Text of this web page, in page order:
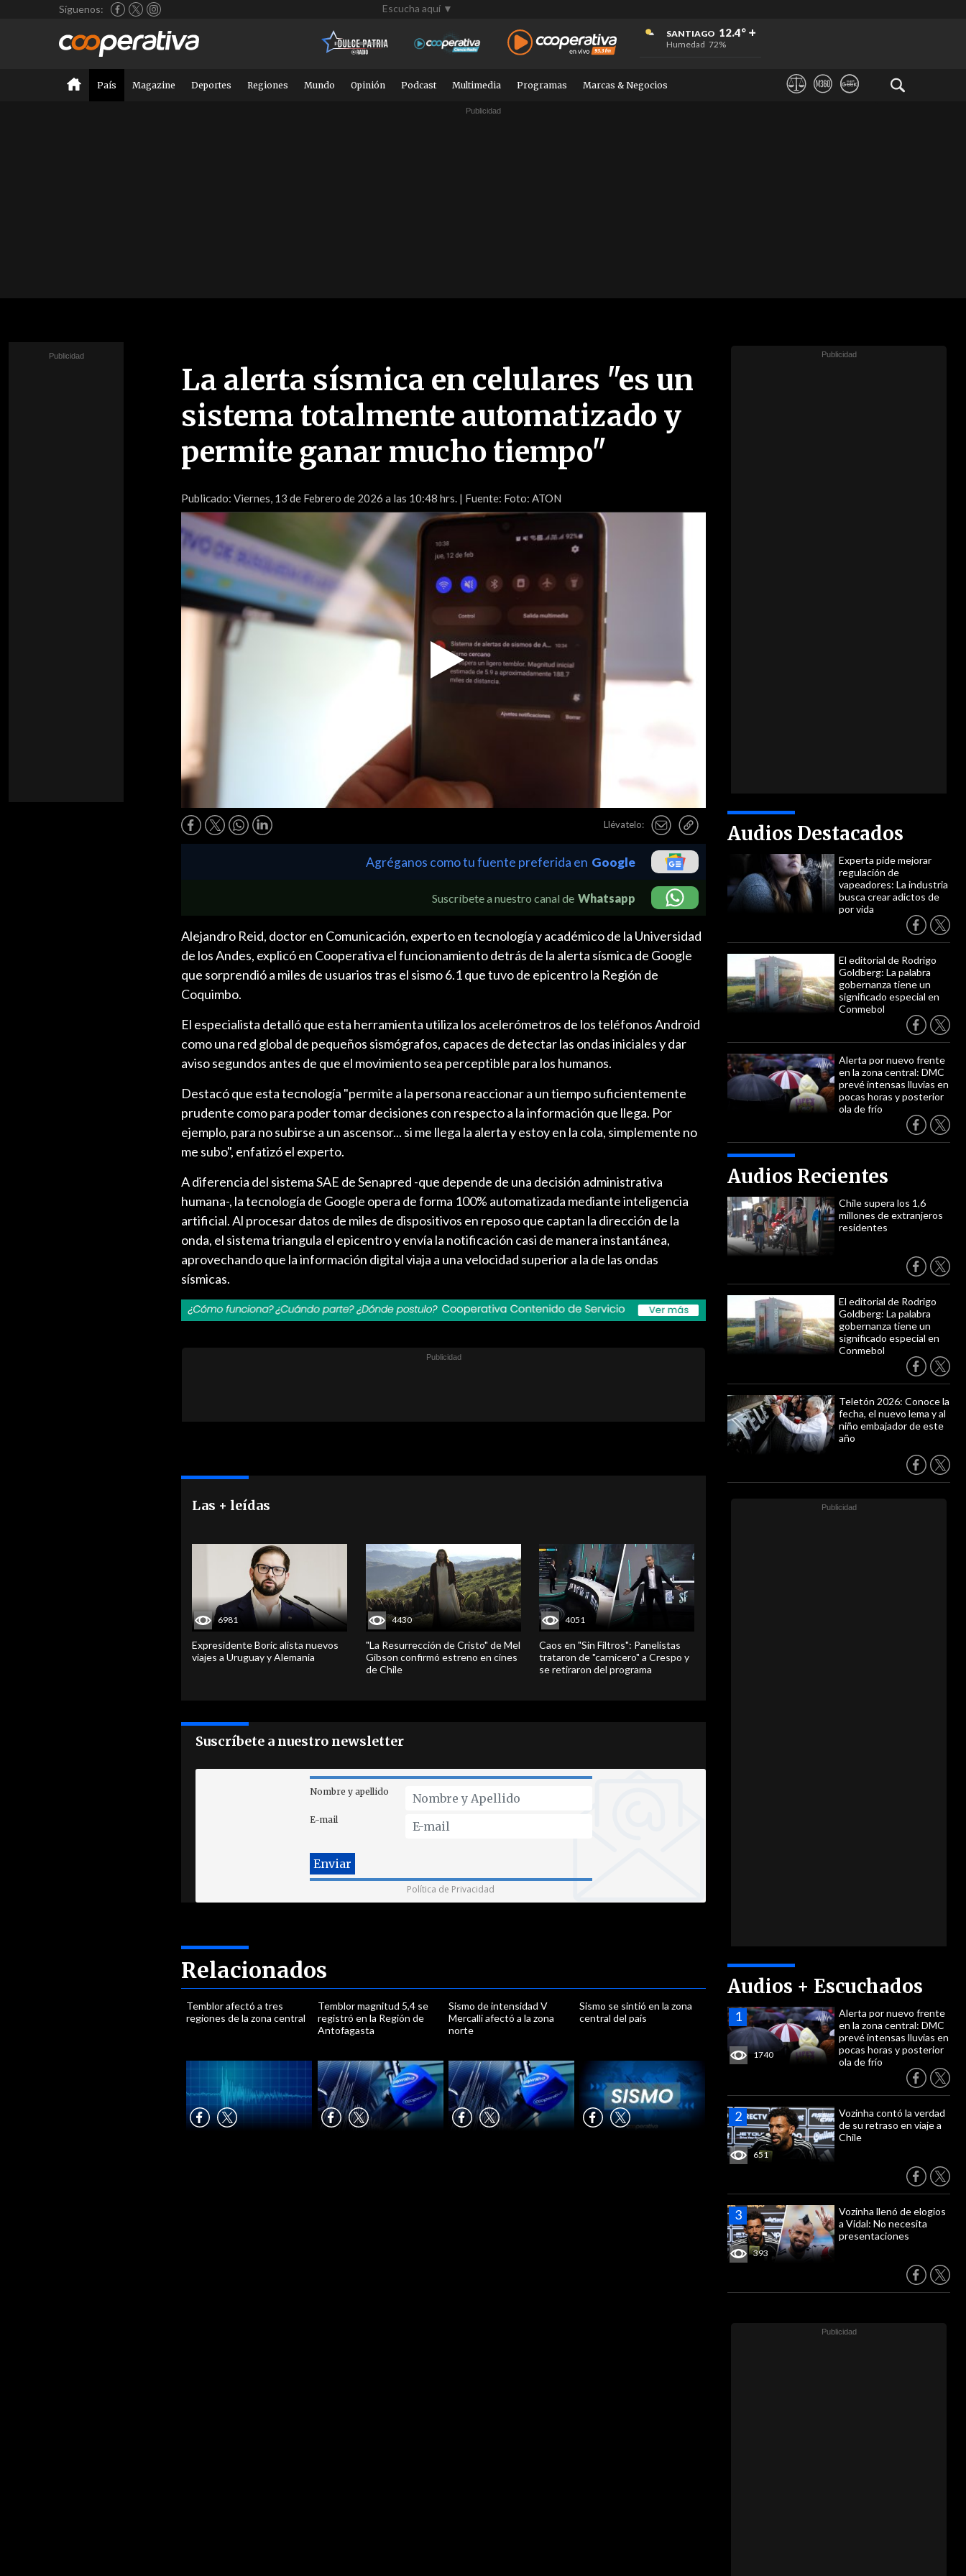
Síguenos: Escucha aquí ▼
SANTIAGO 12.4°
Humedad 72%
+
+
+
País Magazine Deportes Regiones Mundo Opinión Podcast Multimedia Programas Marcas & Negocios
La alerta sísmica en celulares "es un
sistema totalmente automatizado y
permite ganar mucho tiempo"
Publicado: Viernes, 13 de Febrero de 2026 a las 10:48 hrs. | Fuente: Foto: ATON
Video
Llévatelo: Audios Destacados
Experta pide mejorar
regulación de
vapeadores: La industria
busca crear adictos de
por vida
El editorial de Rodrigo
Goldberg: La palabra
gobernanza tiene un
significado especial en
Conmebol
Alerta por nuevo frente
en la zona central: DMC
prevé intensas lluvias en
pocas horas y posterior
ola de frío
Audios Recientes
Chile supera los 1,6
millones de extranjeros
residentes
El editorial de Rodrigo
Goldberg: La palabra
gobernanza tiene un
significado especial en
Conmebol
Teletón 2026: Conoce la
fecha, el nuevo lema y al
niño embajador de este
año
Audios + Escuchados
1740
Alerta por nuevo frente
en la zona central: DMC
prevé intensas lluvias en
pocas horas y posterior
ola de frío
651
Vozinha contó la verdad
de su retraso en viaje a
Chile
393
Vozinha llenó de elogios
a Vidal: No necesita
presentaciones
Agréganos como tu fuente preferida en Google
Suscríbete a nuestro canal de Whatsapp
Alejandro Reid, doctor en Comunicación, experto en tecnología y académico de la Universidad
de los Andes, explicó en Cooperativa el funcionamiento detrás de la alerta sísmica de Google
que sorprendió a miles de usuarios tras el sismo 6.1 que tuvo de epicentro la Región de
Coquimbo.
El especialista detalló que esta herramienta utiliza los acelerómetros de los teléfonos Android
como una red global de pequeños sismógrafos, capaces de detectar las ondas iniciales y dar
aviso segundos antes de que el movimiento sea perceptible para los humanos.
Destacó que esta tecnología "permite a la persona reaccionar a un tiempo suficientemente
prudente como para poder tomar decisiones con respecto a la información que llega. Por
ejemplo, para no subirse a un ascensor... si me llega la alerta y estoy en la cola, simplemente no
me subo", enfatizó el experto.
A diferencia del sistema SAE de Senapred -que depende de una decisión administrativa
humana-, la tecnología de Google opera de forma 100% automatizada mediante inteligencia
artificial. Al procesar datos de miles de dispositivos en reposo que captan la dirección de la
onda, el sistema triangula el epicentro y envía la notificación casi de manera instantánea,
aprovechando que la información digital viaja a una velocidad superior a la de las ondas
sísmicas.
Las + leídas
6981
Expresidente Boric alista nuevos
viajes a Uruguay y Alemania
4430
"La Resurrección de Cristo" de Mel
Gibson confirmó estreno en cines
de Chile
4051
Caos en "Sin Filtros": Panelistas
trataron de "carnicero" a Crespo y
se retiraron del programa
Suscríbete a nuestro newsletter
Nombre y apellido
E-mail
Política de Privacidad
Relacionados
Temblor afectó a tres
regiones de la zona central
Temblor magnitud 5,4 se
registró en la Región de
Antofagasta
Sismo de intensidad V
Mercalli afectó a la zona
norte
Sismo se sintió en la zona
central del país